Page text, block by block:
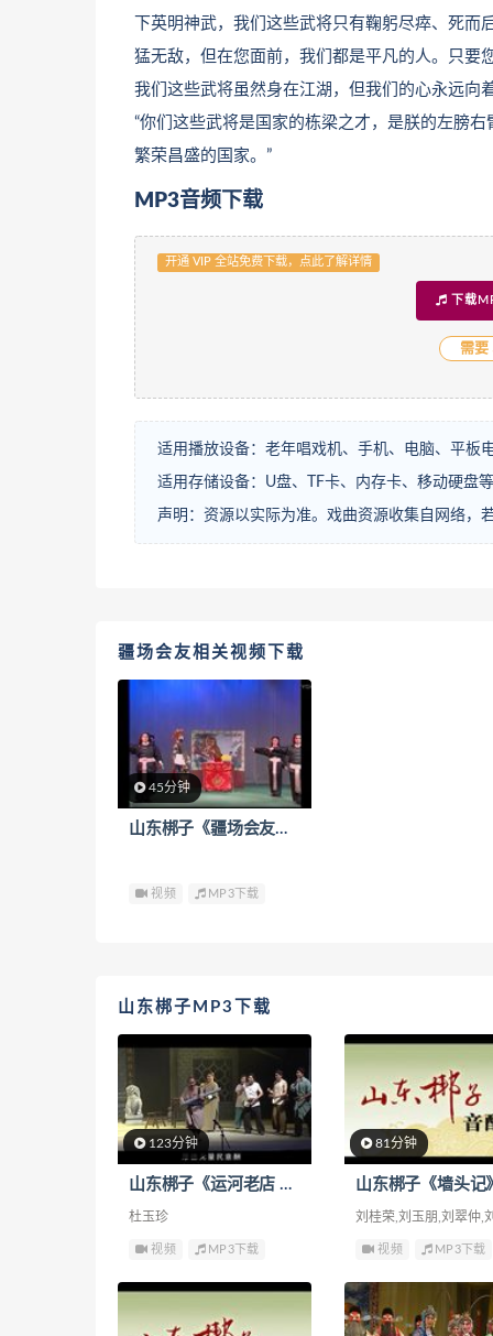
下英明神武，我们这些武将只有鞠躬尽瘁、死
猛无敌，但在您面前，我们都是平凡的人。只要
我们这些武将虽然身在江湖，但我们的心永远向
“你们这些武将是国家的栋梁之才，是朕的左膀
繁荣昌盛的国家。”
MP3音频下载
开通 VIP 全站免费下载，点此了解详情
下载
需要
适用播放设备：老年唱戏机、手机、电脑、平板
适用存储设备：U盘、TF卡、内存卡、移动硬盘等
声明：资源以实际为准。戏曲资源收集自网络，
疆场会友相关视频下载
45分钟
山东梆子《疆场会友》下载
视频 MP3下载
山东梆子MP3下载
123分钟
山东梆子《运河老店 全集》
杜玉珍
视频 MP3下载
81分钟
山东梆子《墙头记
刘桂荣,刘玉朋,刘翠仲,
视频 MP3下载